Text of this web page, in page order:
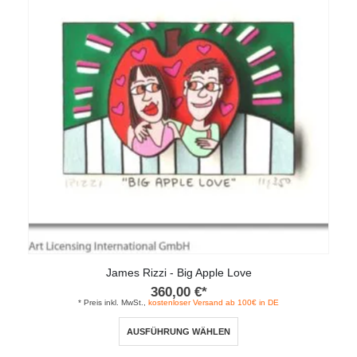
James Rizzi - Big Apple Love
360,00 €*
* Preis inkl. MwSt., kostenloser Versand ab 100€ in DE
AUSFÜHRUNG WÄHLEN